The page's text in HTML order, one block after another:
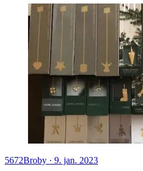
5672Broby · 9. jan. 2023